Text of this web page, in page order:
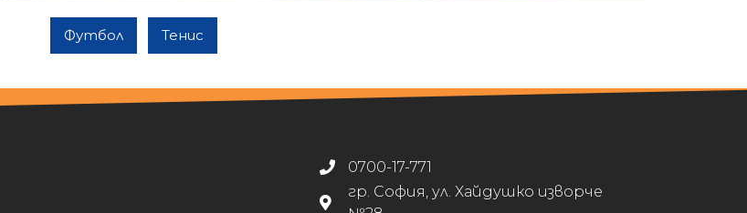
Футбол Тенис
0700-17-771
гр. София, ул. Хайдушко изворче